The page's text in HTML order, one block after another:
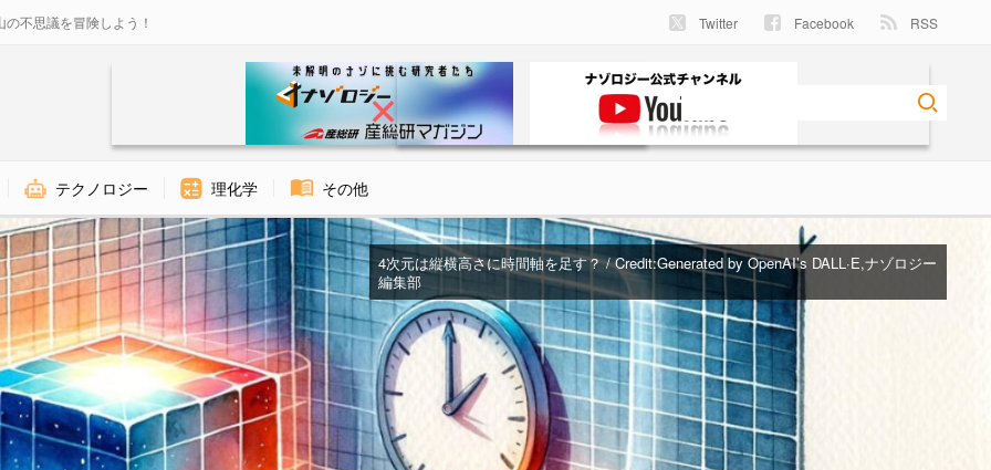
不思議を冒険しよう！ Twitter Facebook RSS
テクノロジー 理化学 その他
4次元は縦横高さに時間軸を足す？ / Credit:Generated by OpenAI’s DALL·E,ナゾロジー
編集部